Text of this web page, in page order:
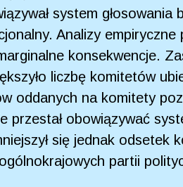
system
Analizy
konsekwencje.
liczbę komitetów
oddanych na komitety
obowiązywać
się jednak odsetek
partii